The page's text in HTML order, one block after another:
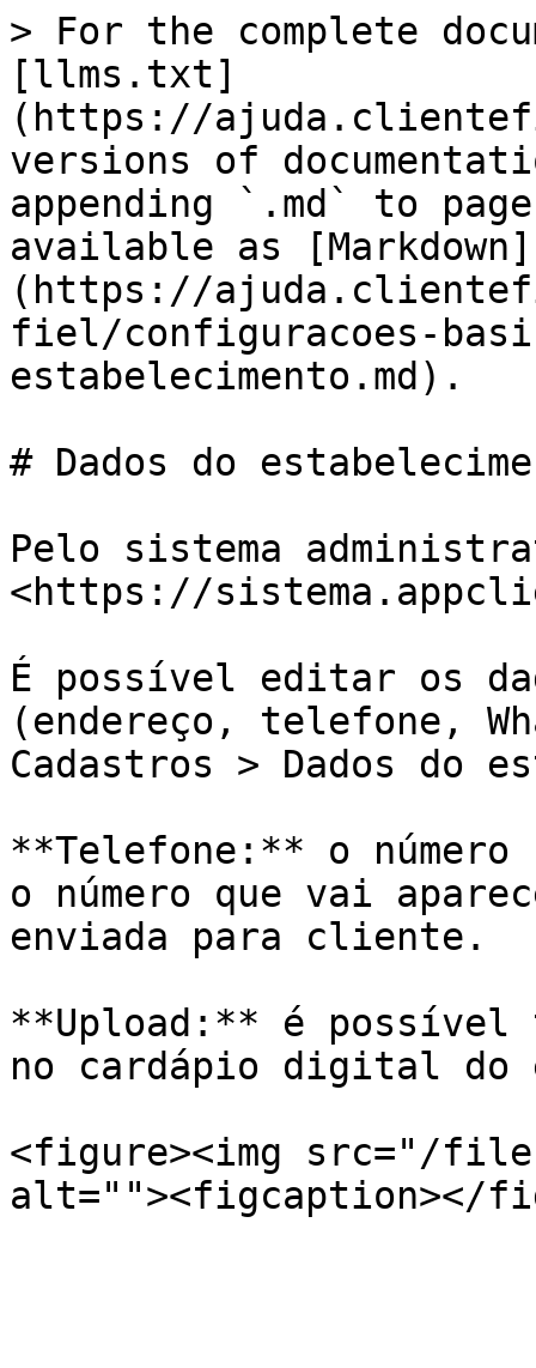
> For the complete
[llms.txt]
(https://
versions of
appending `.md` to
available as [Markdown]
(https://
fiel/configuracoes-
estabelecimento.md).
# Dados do
Pelo sistema
<https://
É possível editar os
(endereço, telefone,
Cadastros > Dados do
**Telefone:** o
o número que vai
enviada para cliente.
**Upload:** é possível
no cardápio digital do
<figure><img src="/files/